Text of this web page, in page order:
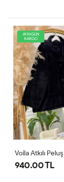
AYNIGÜN
KARGO
Voila Atkılı
940.00 TL